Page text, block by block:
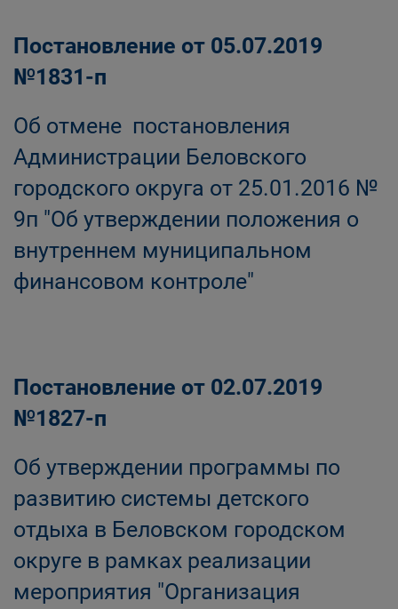
Постановление от 05.07.2019
№1831-п
Об отмене постановления
Администрации Беловского
городского округа от 25.01.2016 №
9п "Об утверждении положения о
внутреннем муниципальном
финансовом контроле"
Постановление от 02.07.2019
№1827-п
Об утверждении программы по
развитию системы детского
отдыха в Беловском городском
округе в рамках реализации
мероприятия "Организация